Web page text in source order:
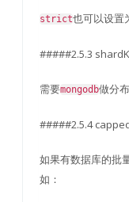
strict也可以设置
#####2.5.3
需要mongodb做分
#####2.5.4
如果有数据库的批
如：